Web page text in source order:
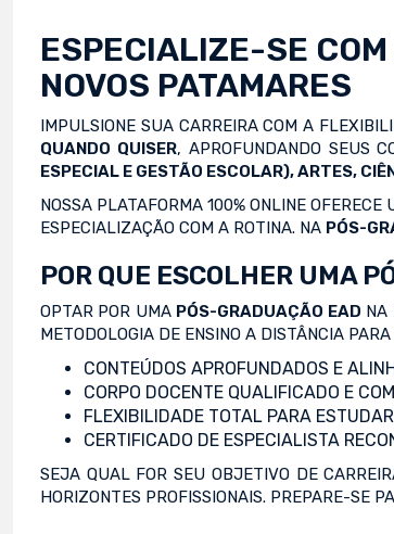
ESPECIALIZE-SE COM
NOVOS PATAMARES
IMPULSIONE SUA CARREIRA COM A
QUANDO QUISER, APROFUNDANDO SEUS
ESPECIAL E GESTÃO ESCOLAR), ARTES,
NOSSA PLATAFORMA 100% ONLINE
ESPECIALIZAÇÃO COM A ROTINA. NA PÓS-
POR QUE ESCOLHER UMA
OPTAR POR UMA PÓS-GRADUAÇÃO EAD NA
METODOLOGIA DE ENSINO A DISTÂNCIA
CONTEÚDOS APROFUNDADOS E
CORPO DOCENTE QUALIFICADO E
FLEXIBILIDADE TOTAL PARA
CERTIFICADO DE ESPECIALISTA
SEJA QUAL FOR SEU OBJETIVO DE
HORIZONTES PROFISSIONAIS. PREPARE-SE